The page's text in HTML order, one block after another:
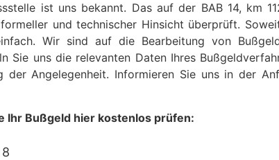
ist uns bekannt. Das auf der BAB 14, km
und technischer Hinsicht überprüft.
Wir sind auf die Bearbeitung von
Sie uns die relevanten Daten Ihres
der Angelegenheit. Informieren Sie uns in der
Ihr Bußgeld hier kostenlos prüfen: